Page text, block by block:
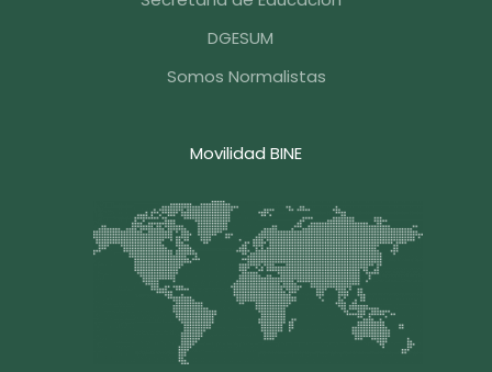
DGESUM
Somos Normalistas
Movilidad BINE